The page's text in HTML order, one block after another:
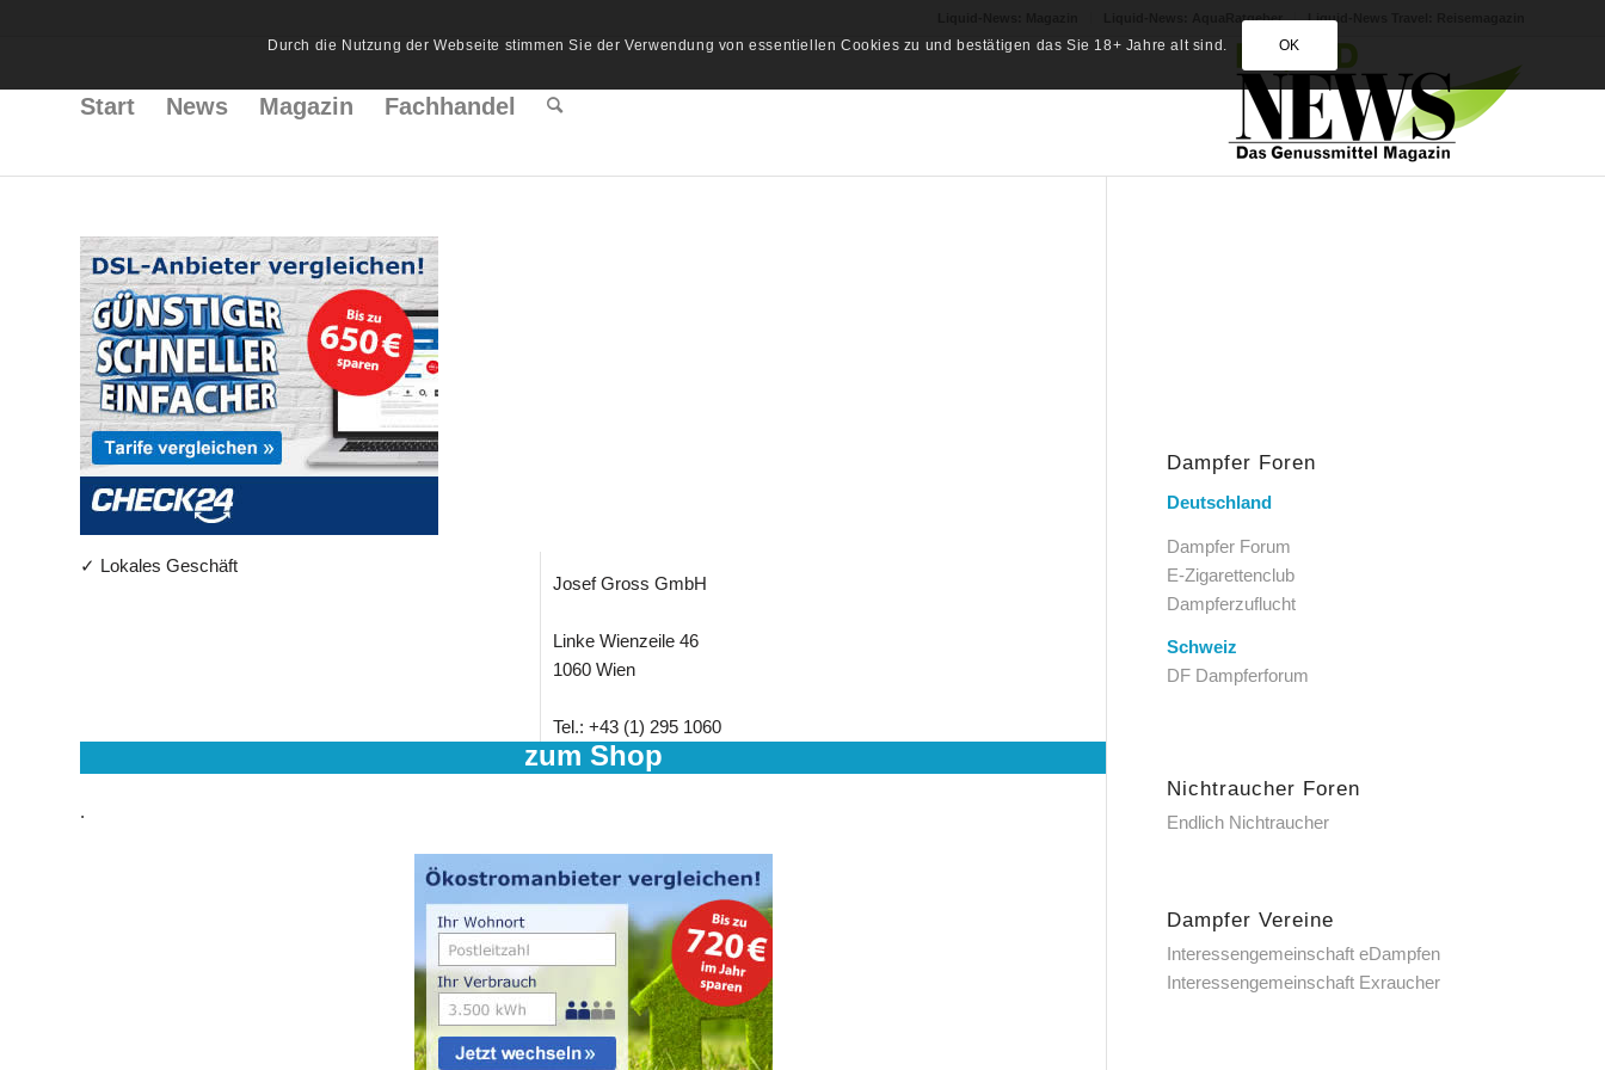
Liquid-News: AquaRatgeber Liquid-News Travel: Reisemagazin
Start News Magazin Fachhandel
✓ Lokales Geschäft
Josef Gross GmbH
Linke Wienzeile 46
1060 Wien
Tel.: +43 (1) 295 1060
zum Shop
.
Dampfer Foren
Deutschland
Dampfer Forum
E-Zigarettenclub
Dampferzuflucht
Schweiz
DF Dampferforum
Nichtraucher Foren
Endlich Nichtraucher
Dampfer Vereine
Interessengemeinschaft eDampfen
Interessengemeinschaft Exraucher
Durch die Nutzung der Webseite stimmen Sie der Verwendung von essentiellen Cookies zu und bestätigen das Sie 18+ Jahre alt sind. OK